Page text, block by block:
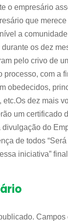
o empresário
que
a
os dez
pelo crivo de
processo, com a
obedecidos,
dez mais
um certificado
do
de todos
iniciativa”